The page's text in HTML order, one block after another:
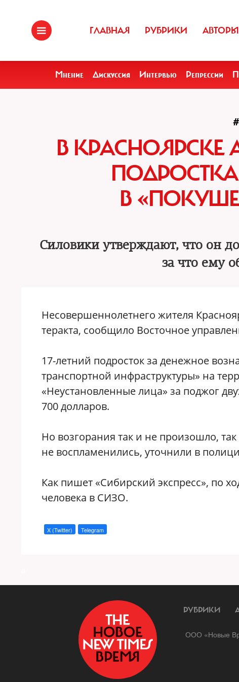
ГЛАВНАЯ РУБРИКИ АВТОРЫ
Мнение Дискуссия Интервью Репрессии
В КРАСНОЯРСКЕ
В
Силовики утверждают, что он
за что ему
Несовершеннолетнего жителя
теракта, сообщило Восточное
17-летний подросток за денежное
транспортной инфраструктуры» на
«Неустановленные лица» за поджог
700 долларов.
Но возгорания так и не произошло,
не воспламенились, уточнили в
Как пишет «Сибирский экспресс», по
человека в СИЗО.
X (Twitter) Telegram
РУБРИКИ
ООО «Новые